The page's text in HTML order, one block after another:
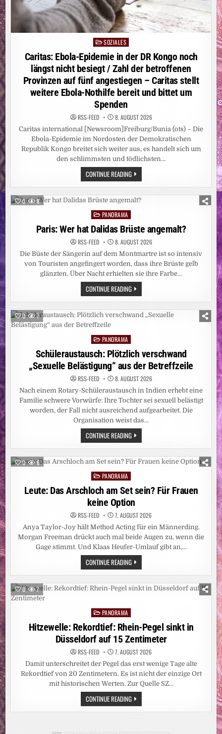
Posted
in
SOZIALES
Caritas: Ebola-Epidemie in der DR Kongo noch
längst nicht besiegt / Zahl der betroffenen
Provinzen auf fünf angestiegen – Caritas stellt
weitere Ebola-Nothilfe bereit und bittet um
Spenden
RSS-FEED 8. AUGUST 2026
Caritas international [Newsroom]Freiburg/Bunia (ots) – Die
Ebola-Epidemie im Nordosten der Demokratischen
Republik Kongo breitet sich weiter aus, es handelt sich um
den schlimmsten und tödlichsten…
CONTINUE READINGCARITAS:
EBOLA-
EPIDEMIE
DER
DR
LÄNGST
NICHT
BESIEGT
/
ZAHL
DER
BETROFFENEN
PROVINZEN
AUF
FÜNF
ANGESTIEGEN
–
CARITAS
STELLT
WEITERE
BITTET
UM
SPENDEN
0 8
Posted
in
PANORAMA
Paris: Wer hat Dalidas Brüste angemalt?
RSS-FEED 8. AUGUST 2026
Die Büste der Sängerin auf dem Montmartre ist so intensiv
von Touristen angefingert worden, dass ihre Brüste gelb
glänzten. Über Nacht erhielten sie ihre Farbe…
CONTINUE READINGPARIS:
WER
HAT
BRÜSTE
ANGEMALT?
0 7
PostedPANORAMA
Schüleraustausch: Plötzlich verschwand
„Sexuelle Belästigung“ aus der Betreffzeile
RSS-FEED 8. AUGUST 2026
Nach einem Rotary-Schüleraustausch in Indien erhebt eine
Familie schwere Vorwürfe: Ihre Tochter sei sexuell belästigt
worden, der Fall nicht ausreichend aufgearbeitet. Die
Organisation weist das…
CONTINUE READINGSCHÜLERAUSTAUSCH:
PLÖTZLICH
VERSCHWAND
BELÄSTIGUNG“
AUS
0 6
PostedPANORAMA
Leute: Das Arschloch am Set sein? Für Frauen
keine Option
RSS-FEED 7. AUGUST 2026
Anya Taylor-Joy hält Method Acting für ein Männerding.
Morgan Freeman drückt auch mal beide Augen zu, wenn die
Gage stimmt. Und Klaas Heufer-Umlauf gibt an,…
CONTINUE READINGLEUTE:
DAS
ARSCHLOCH
SET
SEIN?
0 7
PostedPANORAMA
Hitzewelle: Rekordtief: Rhein-Pegel sinkt in
Düsseldorf auf 15 Zentimeter
RSS-FEED 7. AUGUST 2026
Damit unterschreitet der Pegel das erst wenige Tage alte
Rekordtief von 20 Zentimetern. Es ist nicht der einzige Ort
mit historischen Werten. Zur Quelle SZ…
CONTINUE READINGHITZEWELLE:
REKORDTIEF:
RHEIN-